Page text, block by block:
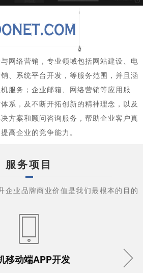
网络营销，专业领域包括网站建设、电
、系统平台开发，等服务范围，并且涵
服务；企业邮箱、网络营销等应用服
系，及不断开拓创新的精神理念，以及
方案和顾问咨询服务，帮助企业客户真
高企业的竞争能力。
服务项目
企业品牌商业价值是我们最根本的目的
移动端APP开发